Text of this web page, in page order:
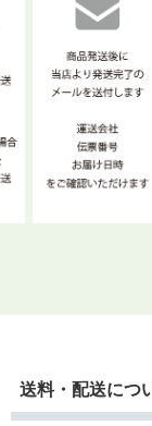
送料・配送につ